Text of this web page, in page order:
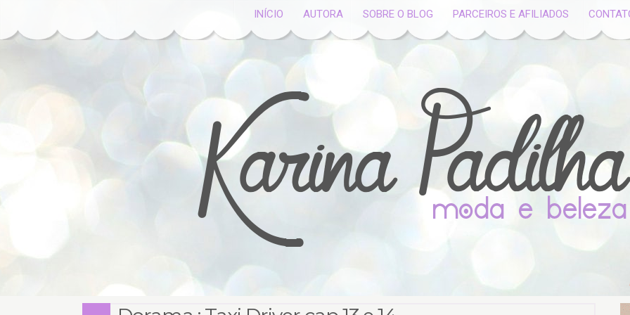
INÍCIO AUTORA SOBRE O BLOG PARCEIROS E AFILIADOS